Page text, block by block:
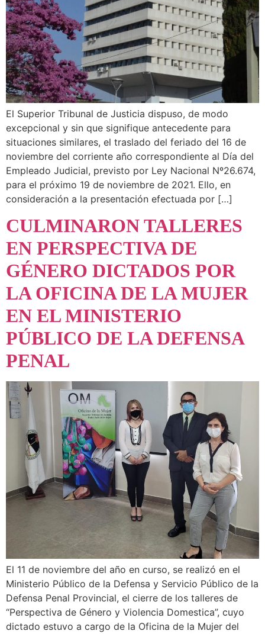
El Superior Tribunal de Justicia dispuso, de modo
excepcional y sin que signifique antecedente para
situaciones similares, el traslado del feriado del 16 de
noviembre del corriente año correspondiente al Día del
Empleado Judicial, previsto por Ley Nacional Nº26.674,
para el próximo 19 de noviembre de 2021. Ello, en
consideración a la presentación efectuada por […]
CULMINARON TALLERES
EN PERSPECTIVA DE
GÉNERO DICTADOS POR
LA OFICINA DE LA MUJER
EN EL MINISTERIO
PÚBLICO DE LA DEFENSA
PENAL
El 11 de noviembre del año en curso, se realizó en el
Ministerio Público de la Defensa y Servicio Público de la
Defensa Penal Provincial, el cierre de los talleres de
“Perspectiva de Género y Violencia Domestica”, cuyo
dictado estuvo a cargo de la Oficina de la Mujer del